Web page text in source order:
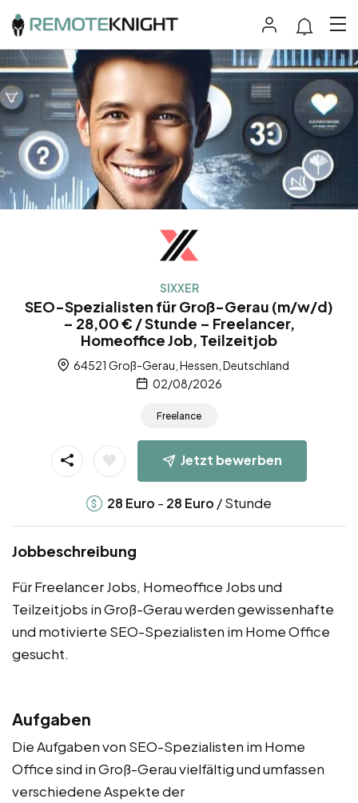
SIXXER
SEO-Spezialisten für Groß-Gerau (m/w/d)
– 28,00 € / Stunde – Freelancer,
Homeoffice Job, Teilzeitjob
64521 Groß-Gerau, Hessen, Deutschland
02/08/2026
Freelance
Jetzt bewerben
28 Euro - 28 Euro / Stunde
Jobbeschreibung
Für Freelancer Jobs, Homeoffice Jobs und
Teilzeitjobs in Groß-Gerau werden gewissenhafte
und motivierte SEO-Spezialisten im Home Office
gesucht.
Aufgaben
Die Aufgaben von SEO-Spezialisten im Home
Office sind in Groß-Gerau vielfältig und umfassen
verschiedene Aspekte der